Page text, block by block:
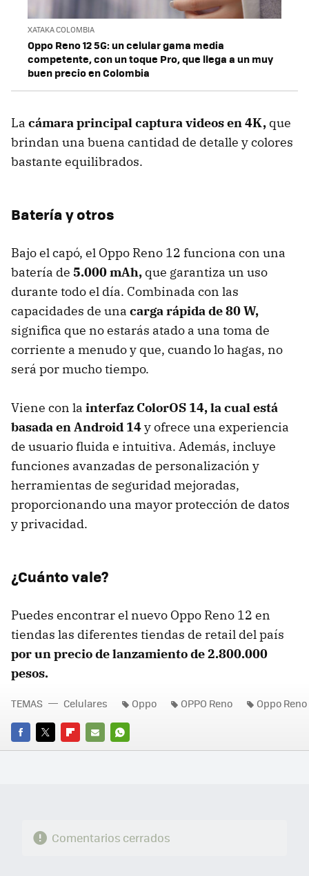
XATAKA COLOMBIA
Oppo Reno 12 5G: un celular gama media
competente, con un toque Pro, que llega a un muy
buen precio en Colombia
La cámara principal captura videos en 4K, que
brindan una buena cantidad de detalle y colores
bastante equilibrados.
Batería y otros
Bajo el capó, el Oppo Reno 12 funciona con una
batería de 5.000 mAh, que garantiza un uso
durante todo el día. Combinada con las
capacidades de una carga rápida de 80 W,
significa que no estarás atado a una toma de
corriente a menudo y que, cuando lo hagas, no
será por mucho tiempo.
Viene con la interfaz ColorOS 14, la cual está
basada en Android 14y ofrece una experiencia
de usuario fluida e intuitiva. Además, incluye
funciones avanzadas de personalización y
herramientas de seguridad mejoradas,
proporcionando una mayor protección de datos
y privacidad.
¿Cuánto vale?
Puedes encontrar el nuevo Oppo Reno 12 en
tiendas las diferentes tiendas de retail del país
por un precio de lanzamiento de 2.800.000
pesos.
FACEBOOK
TWITTERFLIPBOARD
E-
WHATSAPP
TEMAS Celulares Oppo OPPO Reno Oppo Reno
Comentarios cerrados